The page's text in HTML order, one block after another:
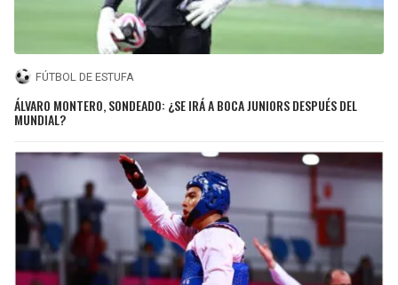
FÚTBOL DE ESTUFA
ÁLVARO MONTERO, SONDEADO: ¿SE IRÁ A BOCA JUNIORS DESPUÉS DEL
MUNDIAL?